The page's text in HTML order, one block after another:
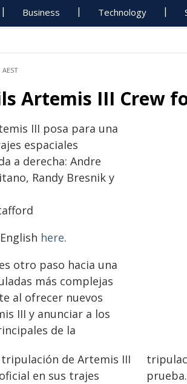
Business Technology
AEST
Artemis III Crew
III posa para una
espaciales
a derecha: Andre
Randy Bresnik y
here.
otro paso hacia una
más complejas
al ofrecer nuevos
III y anunciar a los
de la